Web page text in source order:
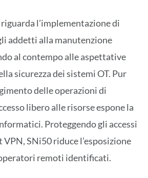
riguarda l’implementazione di
addetti alla manutenzione
al contempo alle aspettative
sicurezza dei sistemi OT. Pur
delle operazioni di
libero alle risorse espone la
Proteggendo gli accessi
SNi50 riduce l’esposizione
remoti identificati.